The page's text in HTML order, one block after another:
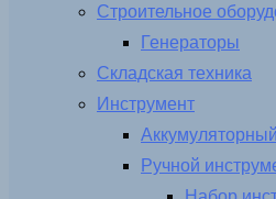
Строительное
Генераторы
Складская техника
Инструмент
Ручной